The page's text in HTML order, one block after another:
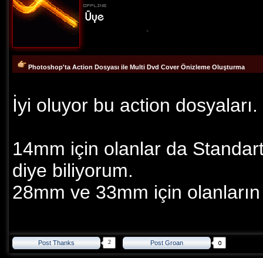
Photoshop'ta Action Dosyası ile Multi Dvd Cover Önizleme Oluşturma
İyi oluyor bu action dosyaları.
14mm için olanlar da
diye biliyorum.
28mm ve 33mm için
Post Thanks 2 Post Groan